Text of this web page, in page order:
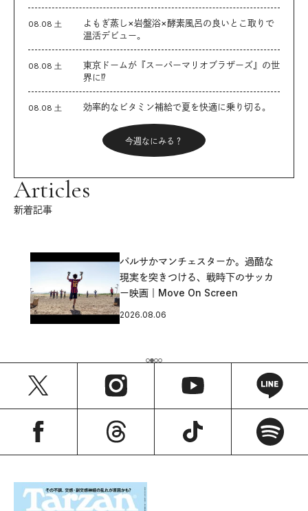
08.08 土
よもぎ蒸し×岩盤浴×酵素風呂の良いとこ取りで
温活デビュー。
08.08 土
東京ドームが『スーパーマリオブラザーズ』の世
界に⁉︎
08.08 土 効率的なビタミン補給で夏を快適に乗り切る。
今週なにみる？
Articles
新着記事
バルサかマンチェスターか。過酷な
現実を突きつける、戦時下のサッカ
ー映画｜Move On Screen
2026.08.06